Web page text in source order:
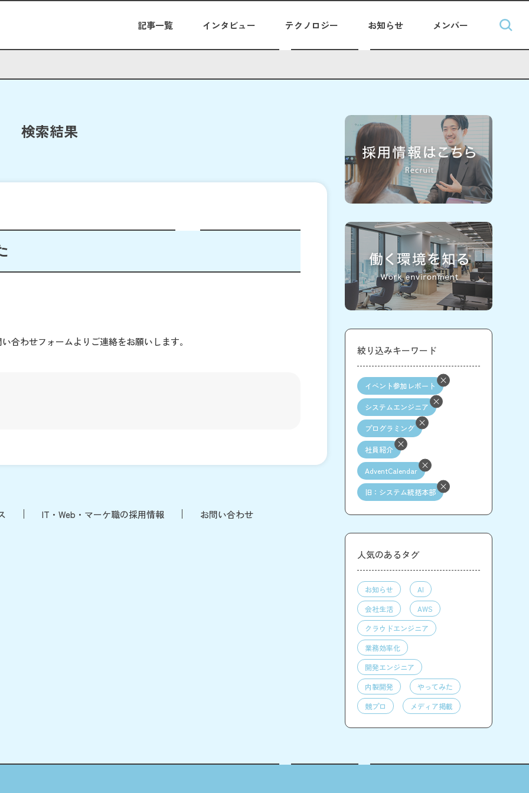
記事一覧 インタビュー テクノロジー お知らせ メンバー
検索結果
合わせフォームよりご連絡をお願いします。
IT・Web・マーケ職の採用情報 お問い合わせ
絞り込みキーワード
イベント参加レポート
システムエンジニア
プログラミング
社員紹介
AdventCalendar
旧：システム統括本部
人気のあるタグ
お知らせ
AI
会社生活
AWS
クラウドエンジニア
業務効率化
開発エンジニア
内製開発
やってみた
競プロ
メディア掲載